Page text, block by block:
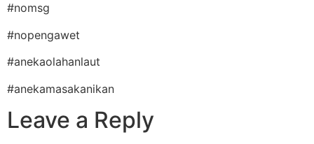
#nomsg
#nopengawet
#anekaolahanlaut
#anekamasakanikan
Leave a Reply